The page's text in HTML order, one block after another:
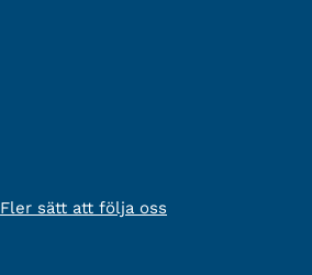
Fler sätt att följa oss